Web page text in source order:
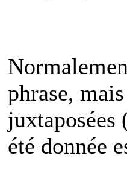
phrase,
juxtaposées
été donnée